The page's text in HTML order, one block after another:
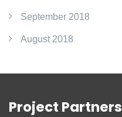
September 2018
August 2018
Project Partners